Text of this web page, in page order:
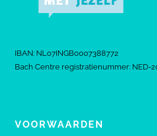
IBAN: NL07INGB0007388772
Bach Centre registratienummer: NED-
VOORWAARDEN